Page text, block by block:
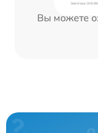
Вы можете